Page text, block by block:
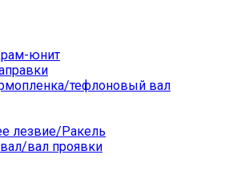
юнит
тефлоновый вал
лезвие/Ракель
вал проявки